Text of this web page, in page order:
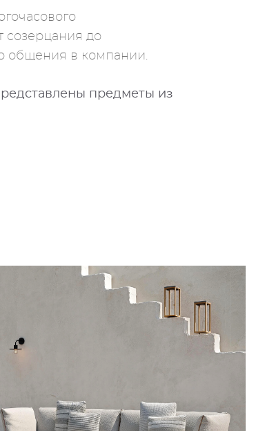
созерцания до
общения в компании.
предметы из